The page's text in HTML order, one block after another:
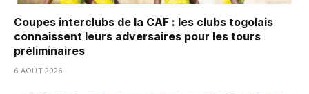
Coupes interclubs de la CAF : les clubs togolais
connaissent leurs adversaires pour les tours
préliminaires
6 AOÛT 2026